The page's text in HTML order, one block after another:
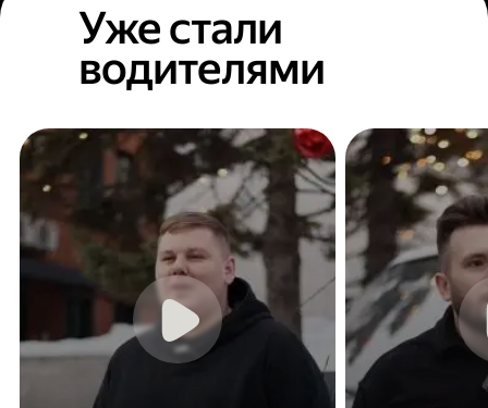
Уже стали
водителями